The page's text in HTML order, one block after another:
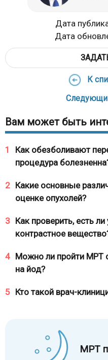
МРТ
Дата
Дата
К
Вам может быть
1
Как обезболивают
процедура
2 Какие основные
оценке опухолей?
3 Как проверить, есть
контрастное
4
Можно ли пройти МРТ
на йод?
5 Кто такой врач-